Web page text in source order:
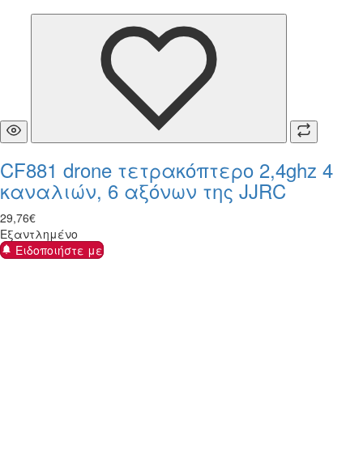
CF881 drone τετρακόπτερο 2,4ghz 4
καναλιών, 6 αξόνων της JJRC
29,76€
Εξαντλημένο
Ειδοποιήστε με